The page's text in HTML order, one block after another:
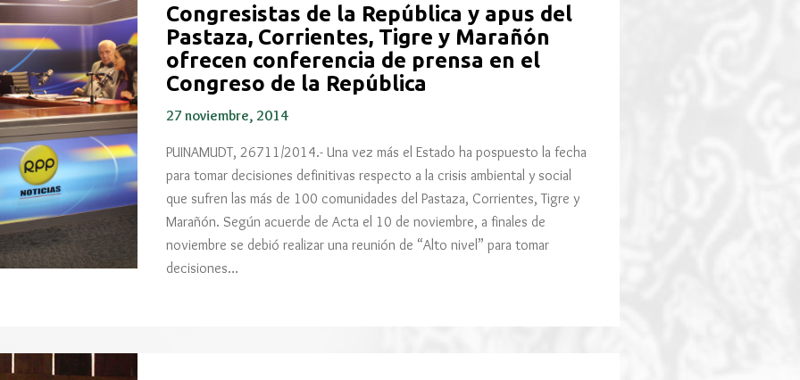
Congresistas de la República y apus del
Pastaza, Corrientes, Tigre y Marañón
ofrecen conferencia de prensa en el
Congreso de la República
27 noviembre, 2014
PUINAMUDT, 26711/2014.- Una vez más el Estado ha pospuesto la fecha
para tomar decisiones definitivas respecto a la crisis ambiental y social
que sufren las más de 100 comunidades del Pastaza, Corrientes, Tigre y
Marañón. Según acuerde de Acta el 10 de noviembre, a finales de
noviembre se debió realizar una reunión de “Alto nivel” para tomar
decisiones…